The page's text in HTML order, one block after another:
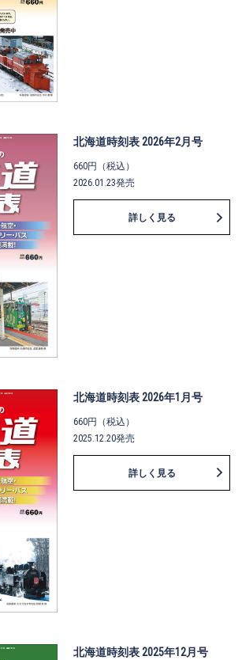
北海道時刻表 2026年2月号
660円（税込）
2026.01.23発売
詳しく見る
北海道時刻表 2026年1月号
660円（税込）
2025.12.20発売
詳しく見る
北海道時刻表 2025年12月号